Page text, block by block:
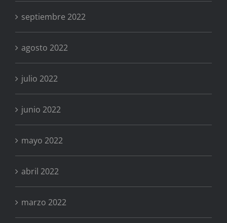
septiembre 2022
agosto 2022
julio 2022
junio 2022
mayo 2022
abril 2022
marzo 2022